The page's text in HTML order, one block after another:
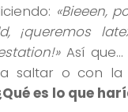
«Bieeen,
¡queremos
Así que…
saltar o con la
es lo que